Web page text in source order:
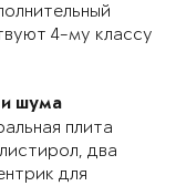
4-му классу
шума
плита
два
для